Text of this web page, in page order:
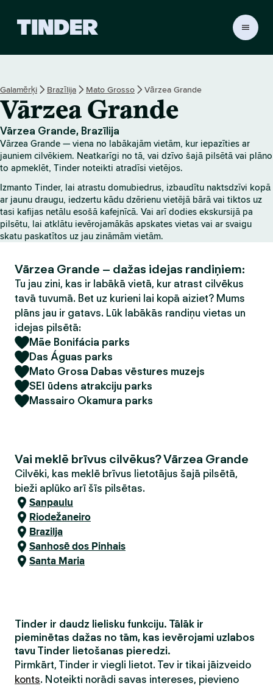
r
s
ā
k
u
m
l
p
a
Galamērķi Brazīlija Mato Grosso Vārzea Grande
Vārzea Grande
Vārzea Grande, Brazīlija
Vārzea Grande — viena no labākajām vietām, kur iepazīties ar
jauniem cilvēkiem. Neatkarīgi no tā, vai dzīvo šajā pilsētā vai plāno
to apmeklēt, Tinder noteikti atradīsi vietējos.
Izmanto Tinder, lai atrastu domubiedrus, izbaudītu naktsdzīvi kopā
ar jaunu draugu, iedzertu kādu dzērienu vietējā bārā vai tiktos uz
tasi kafijas netālu esošā kafejnīcā. Vai arī dodies ekskursijā pa
pilsētu, lai atklātu ievērojamākās apskates vietas vai ar svaigu
skatu paskatītos uz jau zināmām vietām.
Vārzea Grande – dažas idejas randiņiem:
Tu jau zini, kas ir labākā vietā, kur atrast cilvēkus
tavā tuvumā. Bet uz kurieni lai kopā aiziet? Mums
plāns jau ir gatavs. Lūk labākās randiņu vietas un
idejas pilsētā:
Mãe Bonifácia parks
Das Águas parks
Mato Grosa Dabas vēstures muzejs
SEI ūdens atrakciju parks
Massairo Okamura parks
Vai meklē brīvus cilvēkus? Vārzea Grande
Cilvēki, kas meklē brīvus lietotājus šajā pilsētā,
bieži aplūko arī šīs pilsētas.
Sanpaulu
Riodežaneiro
Brazilja
Sanhosē dos Pinhais
Santa Maria
Tinder ir daudz lielisku funkciju. Tālāk ir
pieminētas dažas no tām, kas ievērojami uzlabos
tavu Tinder lietošanas pieredzi.
Pirmkārt, Tinder ir viegli lietot. Tev ir tikai jāizveido
konts. Noteikti norādi savas intereses, pievieno